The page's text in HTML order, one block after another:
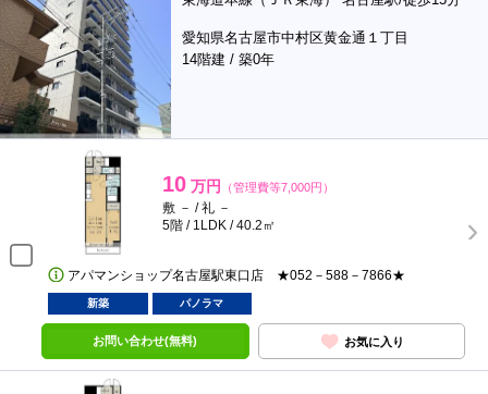
愛知県名古屋市中村区黄金通１丁目
14階建 / 築0年
10 万円 （管理費等7,000円）
敷 － / 礼 －
5階 / 1LDK / 40.2㎡
アパマンショップ名古屋駅東口店 ★052－588－7866★
新築 パノラマ
お問い合わせ(無料) お気に入り